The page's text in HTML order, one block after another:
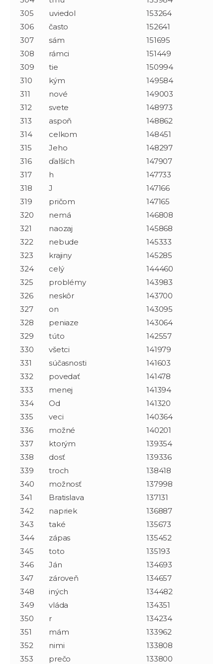
305
uviedol
153264
306
často
152641
307
sám
151695
308
rámci
151449
309
tie
150994
310
kým
149584
311
nové
149003
312
svete
148973
313
aspoň
148862
314
celkom
148451
315
Jeho
148297
316
ďalších
147907
317
h
147733
318
J
147166
319
pričom
147165
320
nemá
146808
321
naozaj
145868
322
nebude
145333
323
krajiny
145285
324
celý
144460
325
problémy
143983
326
neskôr
143700
327
on
143095
328
peniaze
143064
329
túto
142557
330
všetci
141979
331
súčasnosti
141603
332
povedať
141478
333
menej
141394
334
Od
141320
335
veci
140364
336
možné
140201
337
ktorým
139354
338
dosť
139336
339
troch
138418
340
možnosť
137998
341
Bratislava
137131
342
napriek
136887
343
také
135673
344
zápas
135452
345
toto
135193
346
Ján
134693
347
zároveň
134657
348
iných
134482
349
vláda
134351
350
r
134234
351
mám
133962
352
nimi
133808
353
prečo
133800